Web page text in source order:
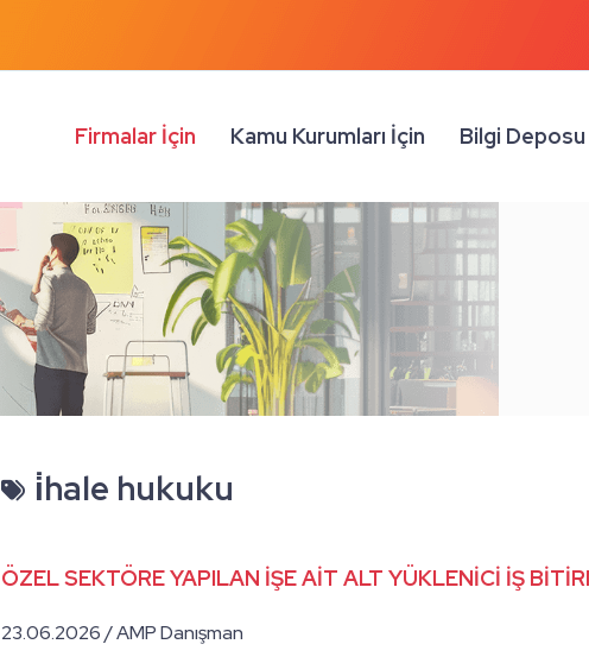
Firmalar İçin Kamu Kurumları İçin Bilgi Deposu
i̇hale hukuku
ÖZEL SEKTÖRE YAPILAN İŞE AİT ALT YÜKLENİCİ İŞ
23.06.2026 / AMP Danışman